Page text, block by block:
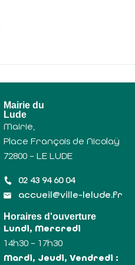
Mairie du
Lude
Mairie,
Place François de Nicolaÿ
72800 – LE LUDE
02 43 94 60 04
accueil@ville-lelude.fr
Horaires d'ouverture
Lundi, Mercredi
14h30 – 17h30
Mardi, Jeudi, Vendredi :